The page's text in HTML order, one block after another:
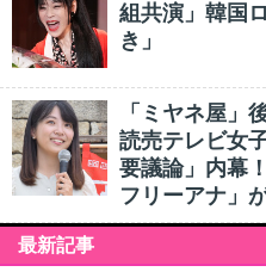
組共演」韓国
き」
「ミヤネ屋」
読売テレビ女
要議論」内幕
フリーアナ」
最新記事